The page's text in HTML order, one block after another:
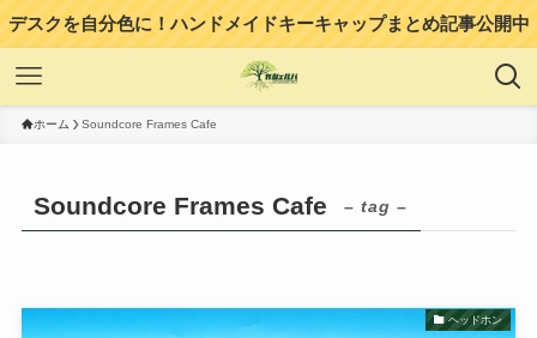
デスクを自分色に！ハンドメイドキーキャップまとめ記事公開中
ホーム Soundcore Frames Cafe
Soundcore Frames Cafe – tag –
ヘッドホン